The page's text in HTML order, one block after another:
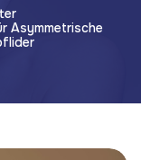
Asymmetrische